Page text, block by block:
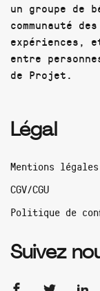
un groupe de
communauté
expériences,
entre
de Projet.
Légal
Mentions légales
CGV/CGU
Politique de
Suivez